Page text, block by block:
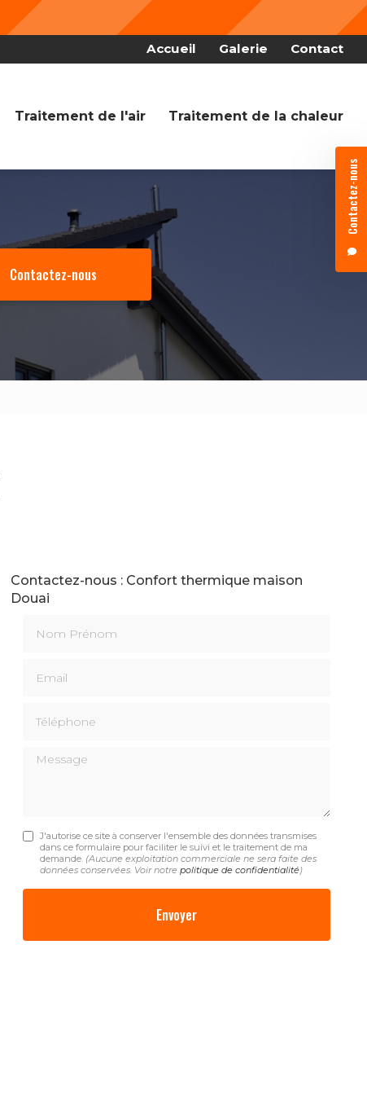
Nous
Contactez-nous
Accueil Galerie
Contact
Traitement de l'air Traitement de la chaleur
Contactez-nous
Contactez-nous : Confort thermique maison
Douai
Message
J'autorise ce site à conserver l'ensemble des données transmises
dans ce formulaire pour faciliter le suivi et le traitement de ma
demande. (Aucune exploitation commerciale ne sera faite des
données conservées. Voir notre politique de confidentialité)